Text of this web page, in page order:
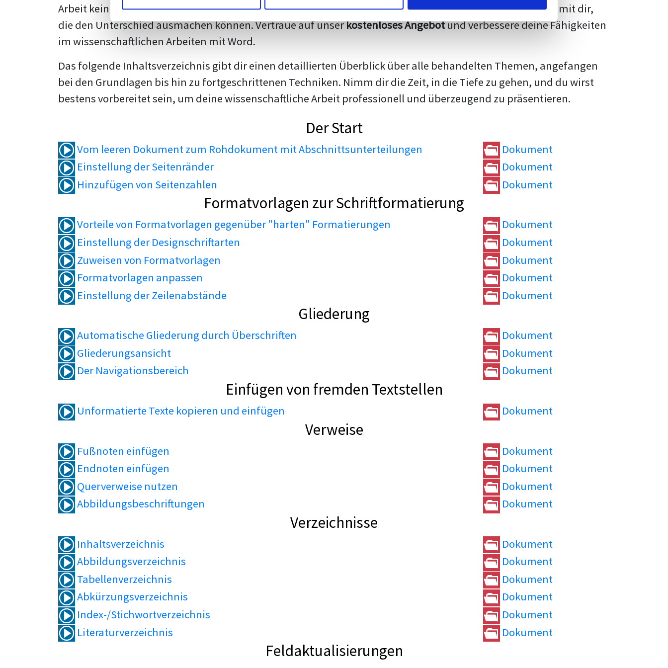
Arbeit kein Problem mehr für dich darstellen. Unsere erfahrenen Trainer teilen wertvolleTipps und Tricks
mit dir,
die den Unterschied ausmachen können. Vertraue auf unserkostenloses Angebotund verbessere deine Fähigkeiten
im wissenschaftlichen Arbeiten mit Word.
Das folgende Inhaltsverzeichnis gibt dir einen detaillierten Überblick über alle behandelten Themen, angefangen
bei den Grundlagen bis hin zu fortgeschrittenen Techniken. Nimm dir die Zeit, in die Tiefe zu gehen, und du wirst
bestens vorbereitet sein, um deine wissenschaftliche Arbeit professionell und überzeugend zu präsentieren.
Der Start
Vom leeren Dokument zum Rohdokument mit Abschnittsunterteilungen
Dokument
Einstellung der Seitenränder
Dokument
Hinzufügen von Seitenzahlen
Dokument
Formatvorlagen zur Schriftformatierung
Vorteile von Formatvorlagen gegenüber "harten" Formatierungen
Dokument
Einstellung der Designschriftarten
Dokument
Zuweisen von Formatvorlagen
Dokument
Formatvorlagen anpassen
Dokument
Einstellung der Zeilenabstände
Dokument
Gliederung
Automatische Gliederung durch Überschriften
Dokument
Gliederungsansicht
Dokument
Der Navigationsbereich
Dokument
Einfügen von fremden Textstellen
Unformatierte Texte kopieren und einfügen Dokument
Verweise
Fußnoten einfügen
Dokument
Endnoten einfügen
Dokument
Querverweise nutzen
Dokument
Abbildungsbeschriftungen
Dokument
Verzeichnisse
Inhaltsverzeichnis
Dokument
Abbildungsverzeichnis
Dokument
Tabellenverzeichnis
Dokument
Abkürzungsverzeichnis
Dokument
Index-/Stichwortverzeichnis
Dokument
Literaturverzeichnis
Dokument
Feldaktualisierungen